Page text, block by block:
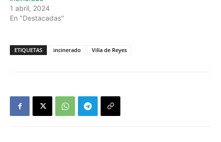
1 abril, 2024
En "Destacadas"
ETIQUETAS incinerado Villa de Reyes